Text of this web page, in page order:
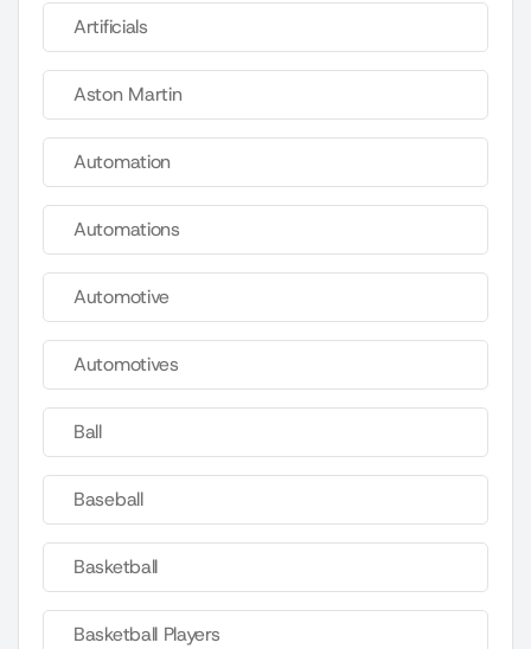
Artificials
Aston Martin
Automation
Automations
Automotive
Automotives
Ball
Baseball
Basketball
Basketball Players